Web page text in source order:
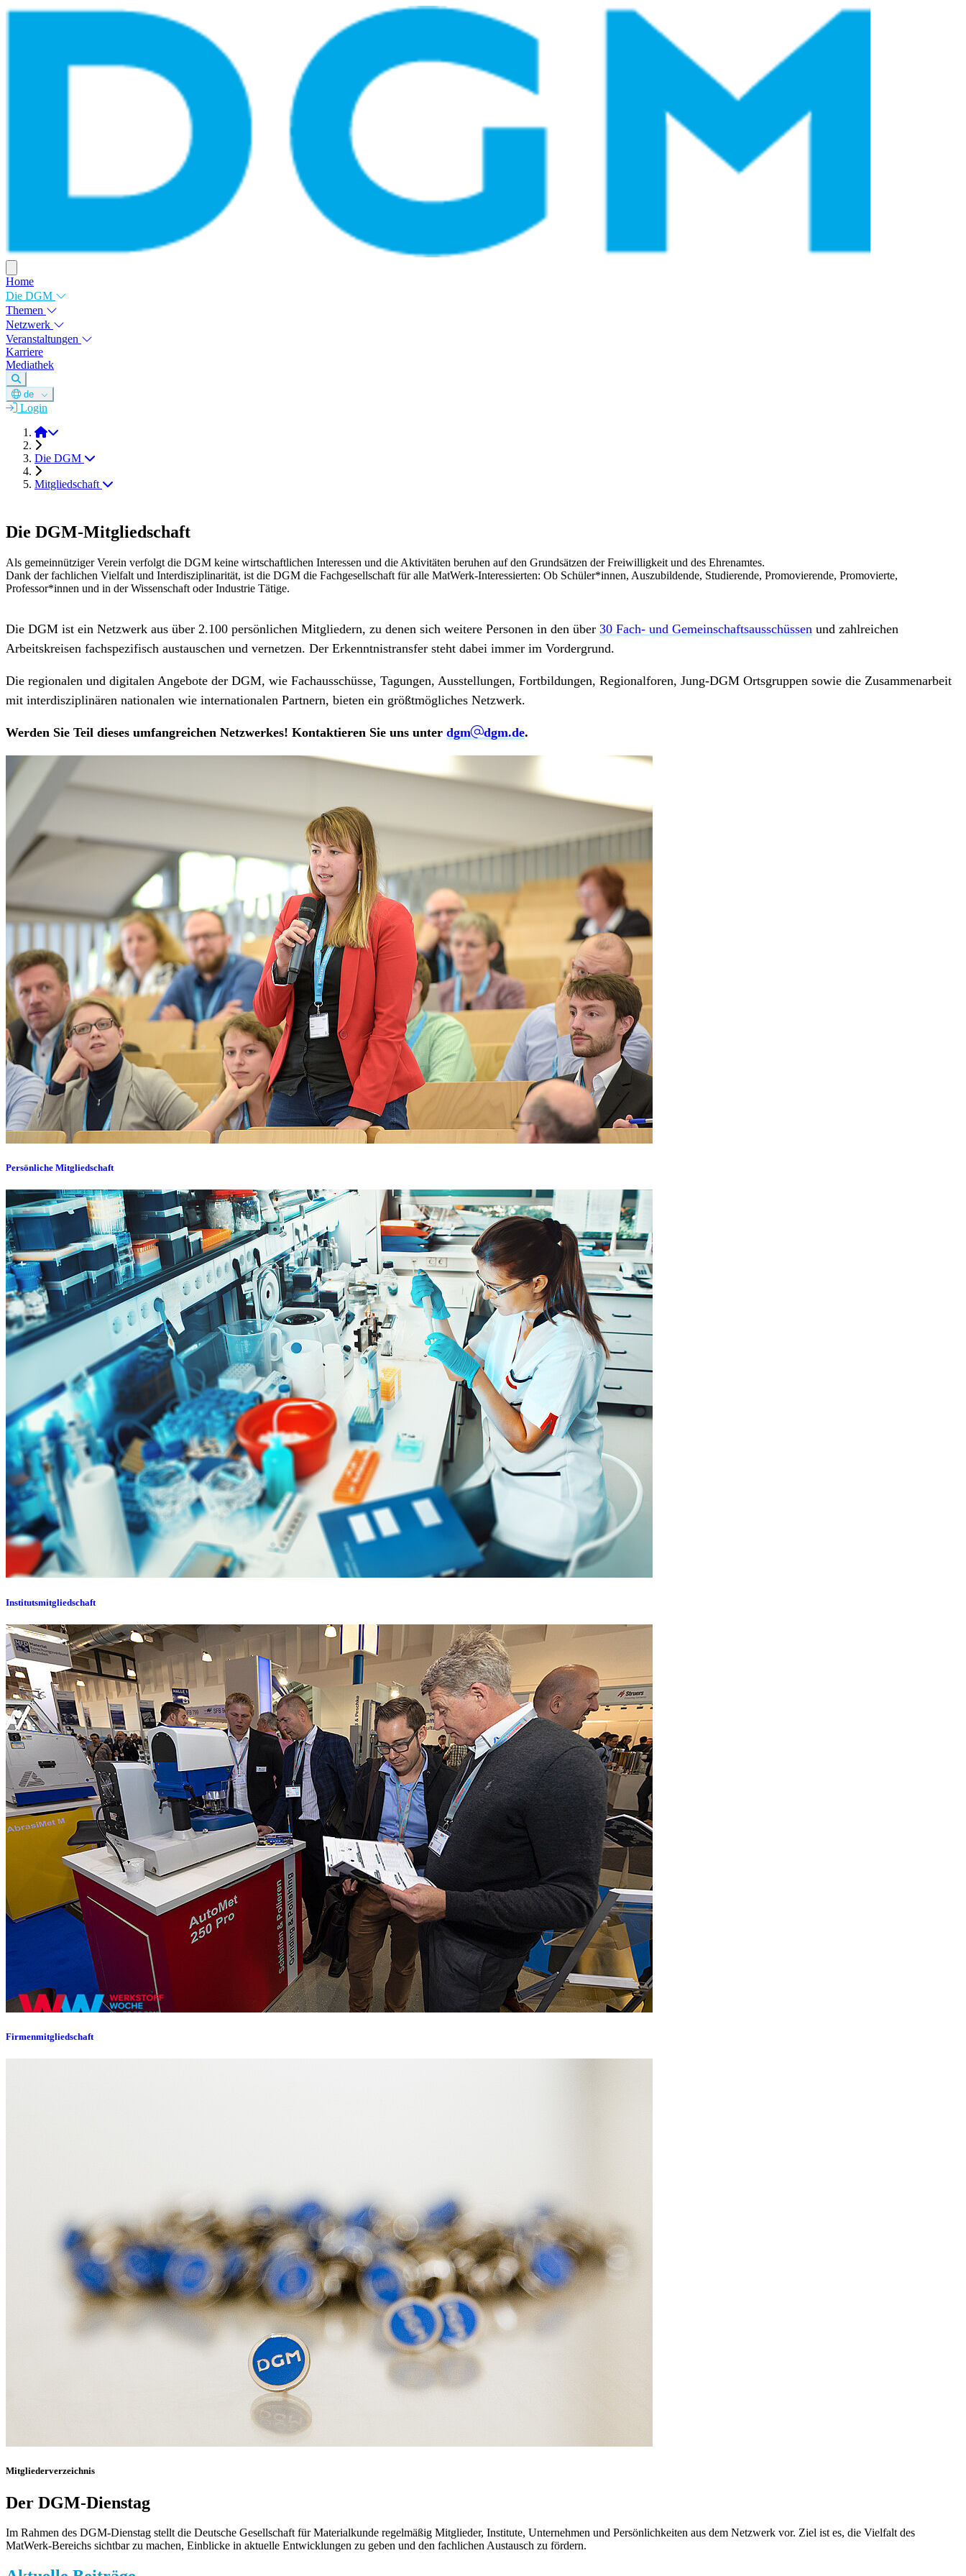
Home
Die DGM
Themen
Netzwerk
Veranstaltungen
Karriere
Mediathek
de
Login
DGM e.V.
Die DGM
Mitgliedschaft
Die DGM-Mitgliedschaft
Als gemeinnütziger Verein verfolgt die DGM keine wirtschaftlichen Interessen und die Aktivitäten beruhen auf den Grundsätzen der Freiwilligkeit und des Ehrenamtes.
Dank der fachlichen Vielfalt und Interdisziplinarität, ist die DGM die Fachgesellschaft für alle MatWerk-Interessierten: Ob Schüler*innen, Auszubildende, Studierende, Promovierende, Promovierte,
Professor*innen und in der Wissenschaft oder Industrie Tätige.
Die DGM ist ein Netzwerk aus über 2.100 persönlichen Mitgliedern, zu denen sich weitere Personen in den über 30 Fach- und Gemeinschaftsausschüssen und zahlreichen
Arbeitskreisen fachspezifisch austauschen und vernetzen. Der Erkenntnistransfer steht dabei immer im Vordergrund.
Die regionalen und digitalen Angebote der DGM, wie Fachausschüsse, Tagungen, Ausstellungen, Fortbildungen, Regionalforen, Jung-DGM Ortsgruppen sowie die Zusammenarbeit
mit interdisziplinären nationalen wie internationalen Partnern, bieten ein größtmögliches Netzwerk.
Werden Sie Teil dieses umfangreichen Netzwerkes! Kontaktieren Sie uns unter dgm dgm.de.
Persönliche Mitgliedschaft
Institutsmitgliedschaft
Firmenmitgliedschaft
Mitgliederverzeichnis
Der DGM-Dienstag
Im Rahmen des DGM-Dienstag stellt die Deutsche Gesellschaft für Materialkunde regelmäßig Mitglieder, Institute, Unternehmen und Persönlichkeiten aus dem Netzwerk vor. Ziel ist es, die Vielfalt des
MatWerk-Bereichs sichtbar zu machen, Einblicke in aktuelle Entwicklungen zu geben und den fachlichen Austausch zu fördern.